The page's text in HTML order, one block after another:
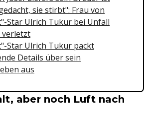
sie stirbt": Frau von
Star Ulrich Tukur bei Unfall
verletzt
Star Ulrich Tukur packt
Details über sein
aus
aber noch Luft nach